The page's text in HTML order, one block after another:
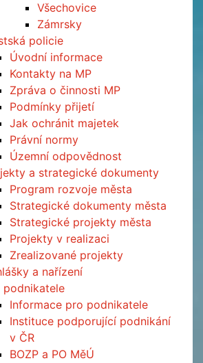
Všechovice
Zámrsky
policie
Úvodní informace
Kontakty na MP
Zpráva o činnosti MP
Podmínky přijetí
Jak ochránit majetek
Právní normy
Územní odpovědnost
a strategické dokumenty
Program rozvoje města
Strategické dokumenty města
Strategické projekty města
Projekty v realizaci
Zrealizované projekty
a nařízení
podnikatele
Informace pro podnikatele
Instituce podporující podnikání
v ČR
BOZP a PO MěÚ